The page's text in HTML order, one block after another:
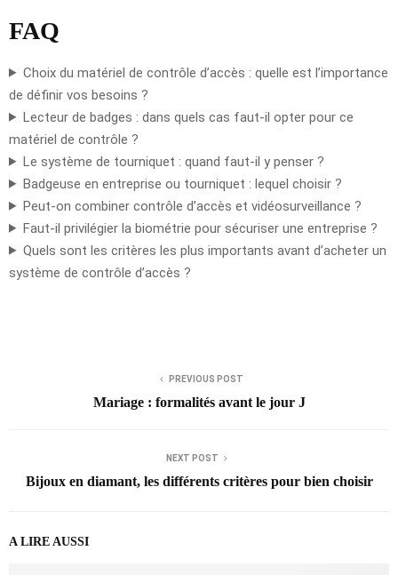
FAQ
Choix du matériel de contrôle d’accès : quelle est l’importance
de définir vos besoins ?
Lecteur de badges : dans quels cas faut-il opter pour ce
matériel de contrôle ?
Le système de tourniquet : quand faut-il y penser ?
Badgeuse en entreprise ou tourniquet : lequel choisir ?
Peut-on combiner contrôle d’accès et vidéosurveillance ?
Faut-il privilégier la biométrie pour sécuriser une entreprise ?
Quels sont les critères les plus importants avant d’acheter un
système de contrôle d’accès ?
PREVIOUS POST
Mariage : formalités avant le jour J
NEXT POST
Bijoux en diamant, les différents critères pour bien choisir
A LIRE AUSSI